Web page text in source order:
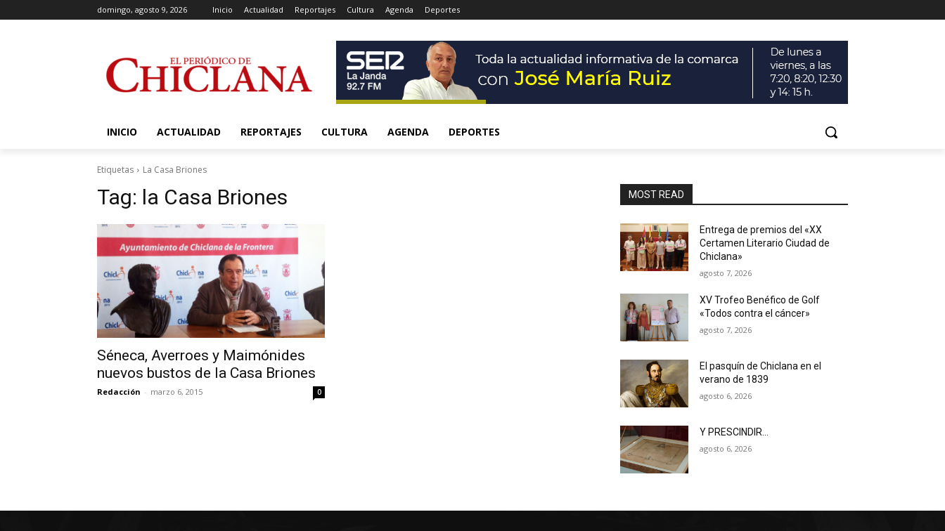
domingo, agosto 9, 2026 Inicio Actualidad Reportajes Cultura Agenda Deportes
INICIO ACTUALIDAD REPORTAJES CULTURA AGENDA DEPORTES
Etiquetas La Casa Briones
Tag: la Casa Briones
Séneca, Averroes y Maimónides
nuevos bustos de la Casa Briones
Redacción - marzo 6, 2015 0
MOST READ
Entrega de premios del «XX
Certamen Literario Ciudad de
Chiclana»
agosto 7, 2026
XV Trofeo Benéfico de Golf
«Todos contra el cáncer»
agosto 7, 2026
El pasquín de Chiclana en el
verano de 1839
agosto 6, 2026
Y PRESCINDIR…
agosto 6, 2026